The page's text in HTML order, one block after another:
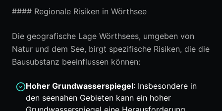
#### Regionale Risiken in Wörthsee
Die geografische Lage Wörthsees, umgeben von
Natur und dem See, birgt spezifische Risiken, die die
Bausubstanz beeinflussen können:
Hoher Grundwasserspiegel: Insbesondere in
den seenahen Gebieten kann ein hoher